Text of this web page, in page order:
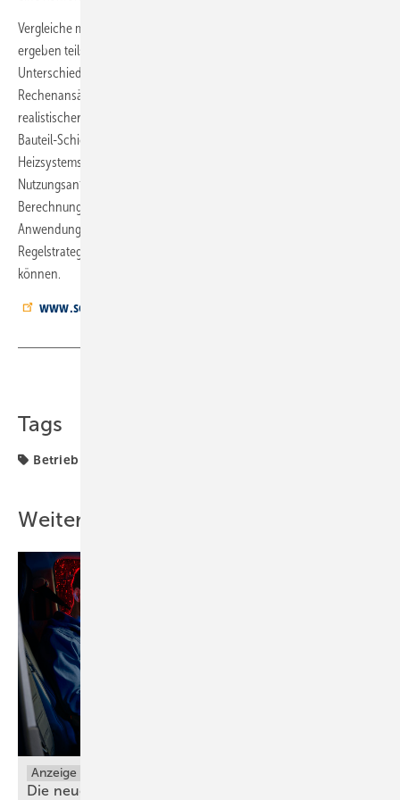
Vergleiche mit statischen Berechnungen nach DIN EN 12831-1
ergeben teils höhere, teils niedrigere Auslegungs-Heizlasten. Die
Unterschiede resultieren aus realen Einflüssen, die in den statischen
Rechenansätzen der DIN EN 12831-1 nicht abgebildet werden:
realistischer Außentemperaturverlauf, Speichervermögen im realen
Bauteil-Schichtaufbau, Konvektiv- und Strahlungsanteil des konkreten
Heizsystems, reale und oft spezielle Betriebsweisen und
Nutzungsanforderungen etc. Die Software gestattet neben der
Berechnung der dynamischen Heizlast am HDD vielseitige
Anwendungen, um das Verhalten von Heizungskomponenten und
Regelstrategien zu allen Jahreszeiten vorhersagen und planen zu
können.
www.solar-computer.de
Tags
Betrieb + Organisation
Weitere Inhalte
Anzeige
Die neuen Grundfos ALPHA1 GO und ALPHA2